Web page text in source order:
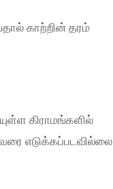
காற்றின் தரம்
கிராமங்களில்
எடுக்கப்படவில்லை